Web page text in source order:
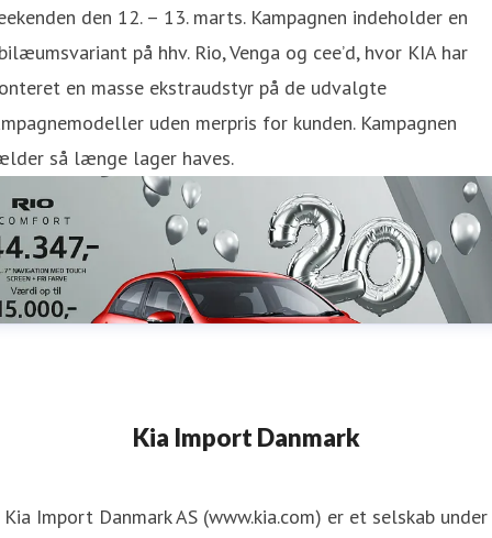
den 12. – 13. marts. Kampagnen indeholder en
på hhv. Rio, Venga og cee’d, hvor KIA har
en masse ekstraudstyr på de udvalgte
uden merpris for kunden. Kampagnen
så længe lager haves.
Kia Import Danmark
Kia Import Danmark AS (www.kia.com) er et selskab under